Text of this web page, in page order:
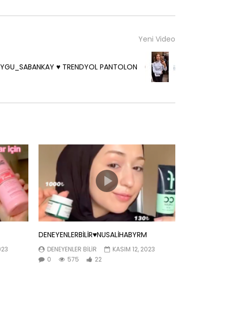
Yeni Video
♥️ TRENDYOL PANTOLON
DENEYENLERBİLİR♥️NUSALİHABYRM
DENEYENLER BILIR
KASIM 12, 2023
0
575 22